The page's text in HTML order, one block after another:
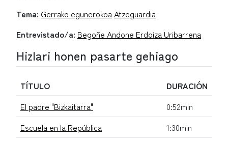
Tema: Gerrako egunerokoa Atzeguardia
Entrevistado/a: Begoñe Andone Erdoiza Uribarrena
Hizlari honen pasarte gehiago
TÍTULO
DURACIÓN
El padre "Bizkaitarra"
0:52min
Escuela en la República
1:30min